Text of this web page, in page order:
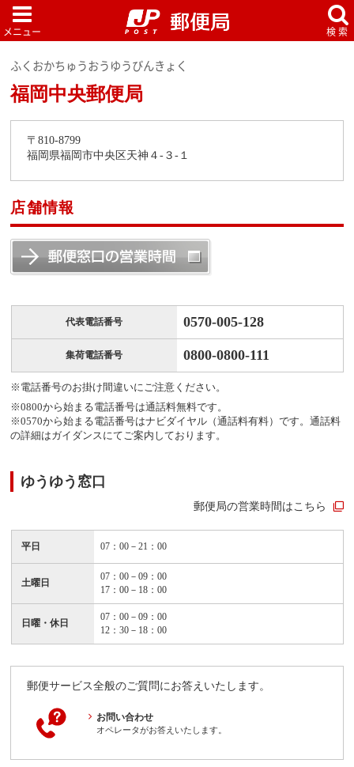
ふくおかちゅうおうゆうびんきょく
福岡中央郵便局
〒810-8799
福岡県福岡市中央区天神４-３-１
店舗情報
代表電話番号 0570-005-128
集荷電話番号 0800-0800-111
※電話番号のお掛け間違いにご注意ください。
※0800から始まる電話番号は通話料無料です。
※0570から始まる電話番号はナビダイヤル（通話料有料）です。通話料
の詳細はガイダンスにてご案内しております。
ゆうゆう窓口
郵便局の営業時間はこちら
平日 07：00－21：00
土曜日
07：00－09：00
17：00－18：00
日曜・休日
07：00－09：00
12：30－18：00
郵便サービス全般のご質問にお答えいたします。
お問い合わせ
オペレータがお答えいたします。